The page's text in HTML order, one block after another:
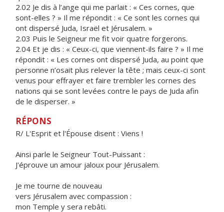
2.02 Je dis à l’ange qui me parlait : « Ces cornes, que
sont-elles ? » Il me répondit : « Ce sont les cornes qui
ont dispersé Juda, Israël et Jérusalem. »
2.03 Puis le Seigneur me fit voir quatre forgerons.
2.04 Et je dis : « Ceux-ci, que viennent-ils faire ? » Il me
répondit : « Les cornes ont dispersé Juda, au point que
personne n’osait plus relever la tête ; mais ceux-ci sont
venus pour effrayer et faire trembler les cornes des
nations qui se sont levées contre le pays de Juda afin
de le disperser. »
RÉPONS
R/ L'Esprit et l'Épouse disent : Viens !
Ainsi parle le Seigneur Tout-Puissant :
J'éprouve un amour jaloux pour Jérusalem.
Je me tourne de nouveau
vers Jérusalem avec compassion :
mon Temple y sera rebâti.